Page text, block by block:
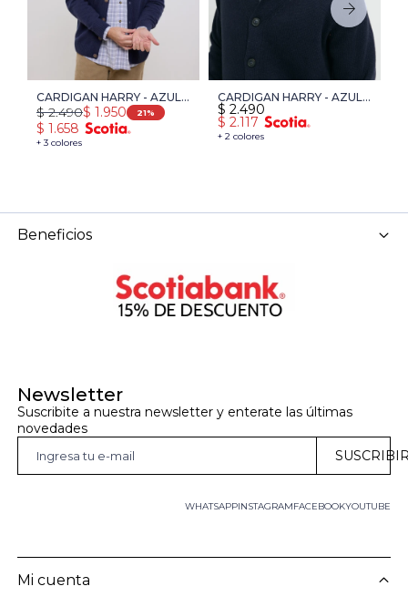
CARDIGAN HARRY - AZUL
OSCURO
+ 3 colores
$ 1.950
$ 2.490 21
$ 1.658
CARDIGAN HARRY - AZUL
OSCURO
+ 2 colores
$ 2.490
$ 2.117
Newsletter
Suscribite a nuestra newsletter y enterate las últimas
novedades
WHATSAPP FACEBOOKYOUTUBE
INSTAGRAM
Mi cuenta
Beneficios